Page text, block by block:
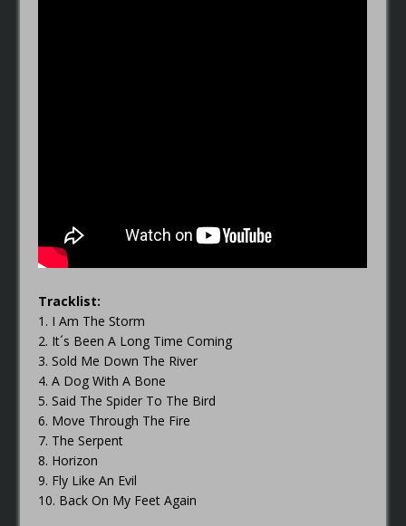
Tracklist:
1. I Am The Storm
2. It´s Been A Long Time Coming
3. Sold Me Down The River
4. A Dog With A Bone
5. Said The Spider To The Bird
6. Move Through The Fire
7. The Serpent
8. Horizon
9. Fly Like An Evil
10. Back On My Feet Again